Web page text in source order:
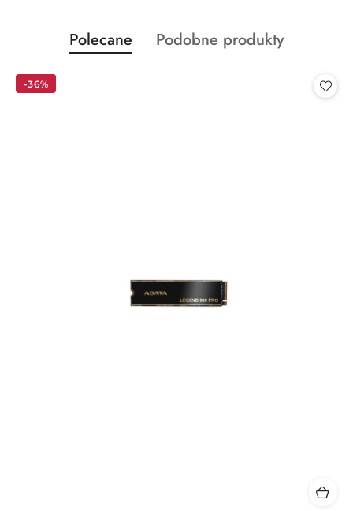
Pomiń karuzelę produktów
Produkty
o
Polecane
Produkty
Podobne produkty
-36%